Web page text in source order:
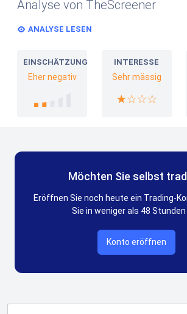
Analyse von TheScreener
ANALYSE LESEN
EINSCHÄTZUNG
Eher negativ
INTERESSE
Sehr mässig
Möchten Sie selbst
Eröffnen Sie noch heute ein Trading-
Sie in weniger als 48 Stunden
Konto eröffnen